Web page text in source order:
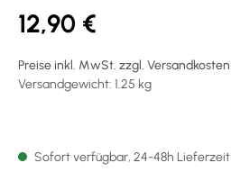
12,90 €
Preise inkl. MwSt. zzgl. Versandkosten
Versandgewicht: 1.25 kg
Sofort verfügbar, 24-48h Lieferzeit